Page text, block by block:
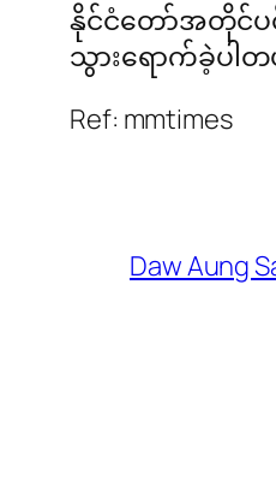
နိုင်ငံတော်အတိုင်ပ
သွားရောက်ခဲ့ပါ
Ref: mmtimes
Daw Aung